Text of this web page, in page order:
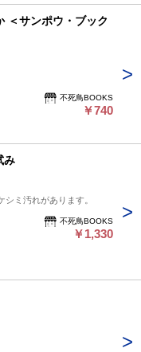
＜サンポウ・ブック
不死鳥BOOKS
￥740
み
ミ汚れがあります。
不死鳥BOOKS
￥1,330